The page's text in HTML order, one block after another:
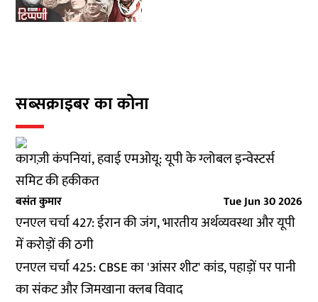
सब्सक्राइबर का कोना
कागज़ी कंपनियां, हवाई एमओयू: यूपी के ग्लोबल इन्वेस्टर्स
समिट की हकीकत
बसंत कुमार Tue Jun 30 2026
एनएल चर्चा 427: ईरान की जंग, भारतीय अर्थव्यवस्था और यूपी
में करोड़ों की ठगी
एनएल चर्चा 425: CBSE का 'आंसर शीट' कांड, पहाड़ों पर पानी
का संकट और जिमखाना क्लब विवाद